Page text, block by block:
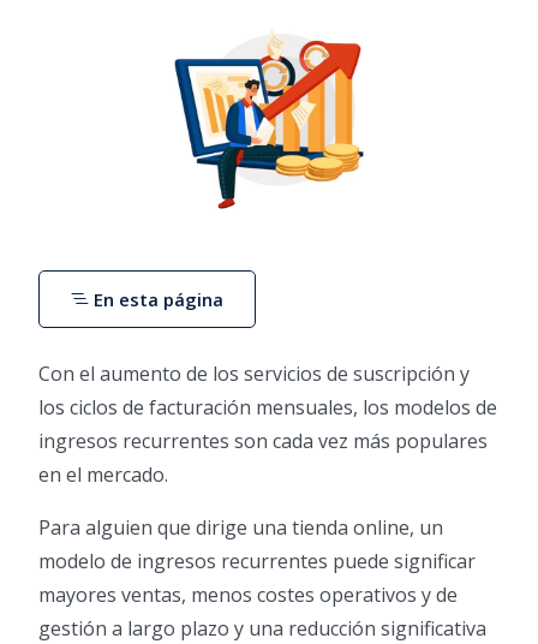
Con el aumento de los servicios de suscripción y
los ciclos de facturación mensuales, los modelos de
ingresos recurrentes son cada vez más populares
en el mercado.
Para alguien que dirige una tienda online, un
modelo de ingresos recurrentes puede significar
mayores ventas, menos costes operativos y de
gestión a largo plazo y una reducción significativa
En esta página